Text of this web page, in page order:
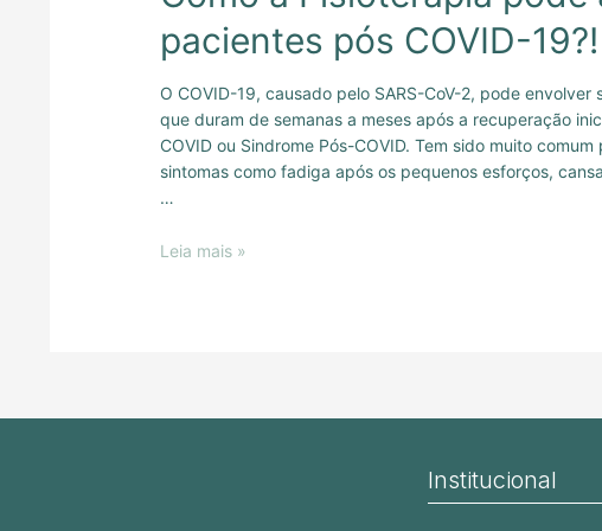
pacientes pós COVID-19?!
O COVID-19, causado pelo SARS-CoV-2, pode
que duram de semanas a meses após a recuperação
COVID ou Sindrome Pós-COVID. Tem sido muito
sintomas como fadiga após os pequenos esforços,
…
Leia mais »
Institucional